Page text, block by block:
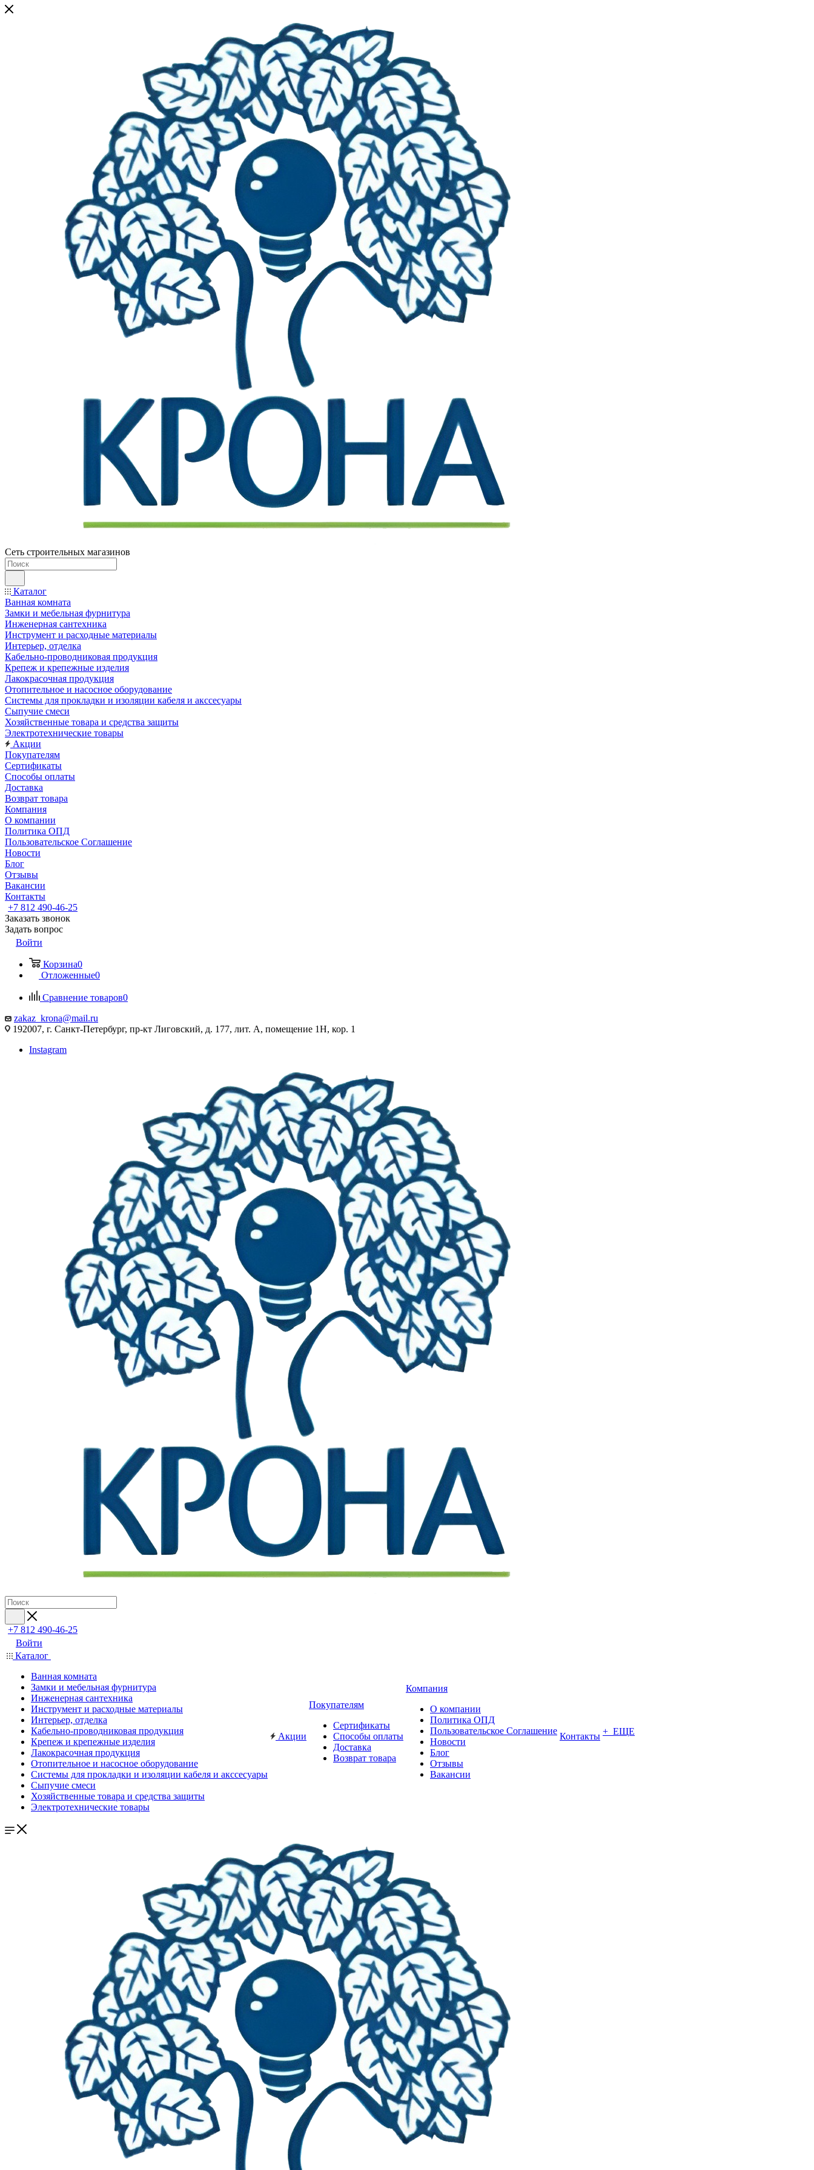
Сеть строительных магазинов
Каталог
Ванная комната
Замки и мебельная фурнитура
Инженерная сантехника
Инструмент и расходные материалы
Интерьер, отделка
Кабельно-проводниковая продукция
Крепеж и крепежные изделия
Лакокрасочная продукция
Отопительное и насосное оборудование
Системы для прокладки и изоляции кабеля и акссесуары
Сыпучие смеси
Хозяйственные товара и средства защиты
Электротехнические товары
Акции
Покупателям
Сертификаты
Способы оплаты
Доставка
Возврат товара
Компания
О компании
Политика ОПД
Пользовательское Соглашение
Новости
Блог
Отзывы
Вакансии
Контакты
+7 812 490-46-25
Заказать звонок
Задать вопрос
Войти
Корзина0
Отложенные0
Сравнение товаров0
zakaz_krona@mail.ru
192007, г. Санкт-Петербург, пр-кт Лиговский, д. 177, лит. А, помещение 1Н, кор. 1
Instagram
+7 812 490-46-25
Войти
Каталог
Ванная комната
Замки и мебельная фурнитура
Инженерная сантехника
Инструмент и расходные материалы
Интерьер, отделка
Кабельно-проводниковая продукция
Крепеж и крепежные изделия
Лакокрасочная продукция
Отопительное и насосное оборудование
Системы для прокладки и изоляции кабеля и акссесуары
Сыпучие смеси
Хозяйственные товара и средства защиты
Электротехнические товары
Акции
Покупателям
Сертификаты
Способы оплаты
Доставка
Возврат товара
Компания
О компании
Политика ОПД
Пользовательское Соглашение
Новости
Блог
Отзывы
Вакансии
Контакты + ЕЩЕ